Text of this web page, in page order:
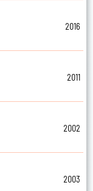
2016
2011
2002
2003